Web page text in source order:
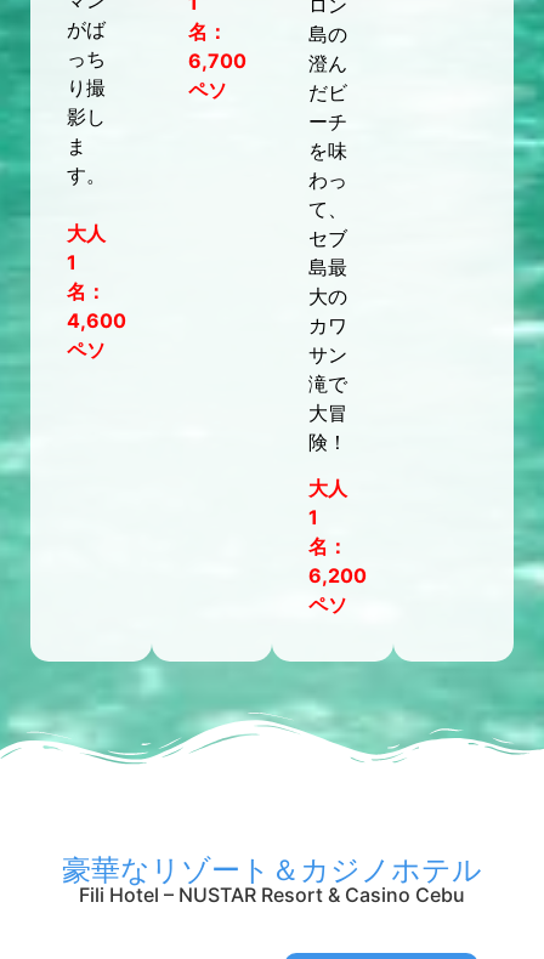
がば
っち
り撮
影し
ま
す。
大人
1
名：
4,600
ペソ
名：
6,700
ペソ
島の
澄ん
だビ
ーチ
を味
わっ
て、
セブ
島最
大の
カワ
サン
滝で
大冒
険！
大人
1
名：
6,200
ペソ
豪華なリゾート＆カジノホテル
Fili Hotel – NUSTAR Resort & Casino Cebu